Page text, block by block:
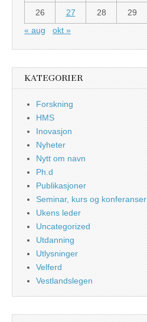
26 27 28 29
« aug
okt »
KATEGORIER
Forskning
HMS
Inovasjon
Nyheter
Nytt om navn
Ph.d
Publikasjoner
Seminar, kurs og konferanser
Ukens leder
Uncategorized
Utdanning
Utlysninger
Velferd
Vestlandslegen